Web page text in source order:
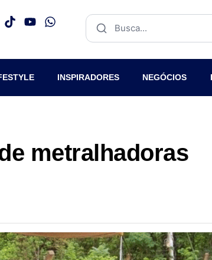
INSPIRADORES NEGÓCIOS
metralhadoras